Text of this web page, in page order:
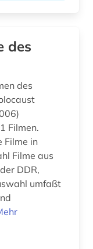
des
Filmen.
Filme in
Filme aus